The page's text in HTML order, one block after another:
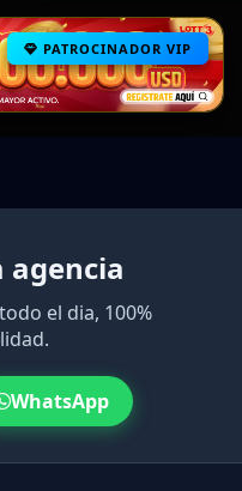
PATROCINADOR VIP
agencia
el dia, 100%
WhatsApp